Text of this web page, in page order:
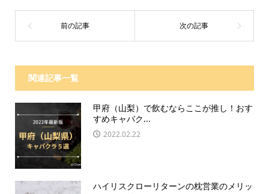
関連記事一覧
甲府（山梨）で飲むならここが推し！おす
すめキャバク...
2022.02.22
ハイリスクローリターンの枕営業のメリッ